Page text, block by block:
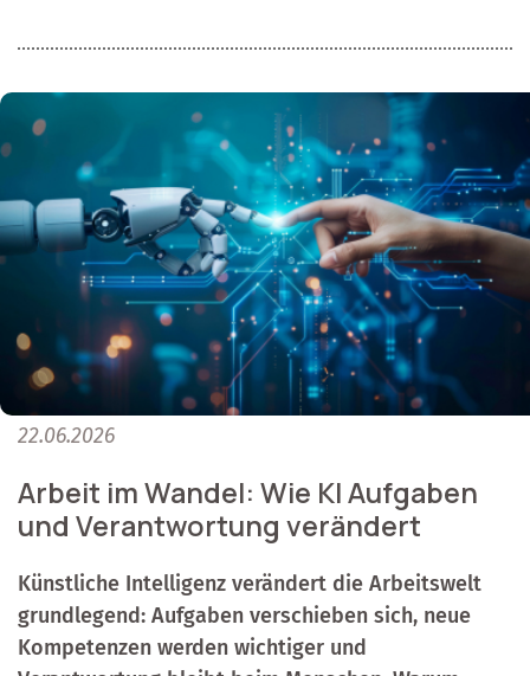
22.06.2026
Arbeit im Wandel: Wie KI Aufgaben
und Verantwortung verändert
Künstliche Intelligenz verändert die Arbeitswelt
grundlegend: Aufgaben verschieben sich, neue
Kompetenzen werden wichtiger und